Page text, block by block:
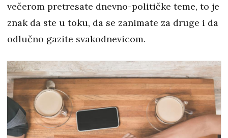
večerom pretresate dnevno-političke teme, to je
znak da ste u toku, da se zanimate za druge i da
odlučno gazite svakodnevicom.